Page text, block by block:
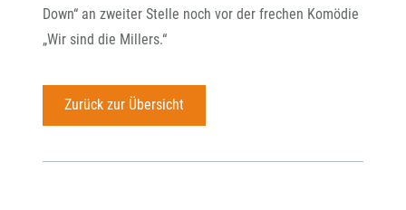
Down“ an zweiter Stelle noch vor der frechen Komödie
„Wir sind die Millers.“
Zurück zur Übersicht